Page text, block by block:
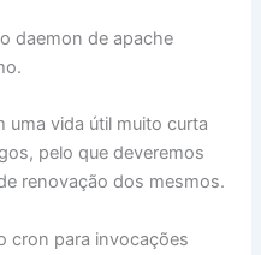
daemon de apache
vida útil muito curta
pelo que deveremos
renovação dos mesmos.
cron para invocações